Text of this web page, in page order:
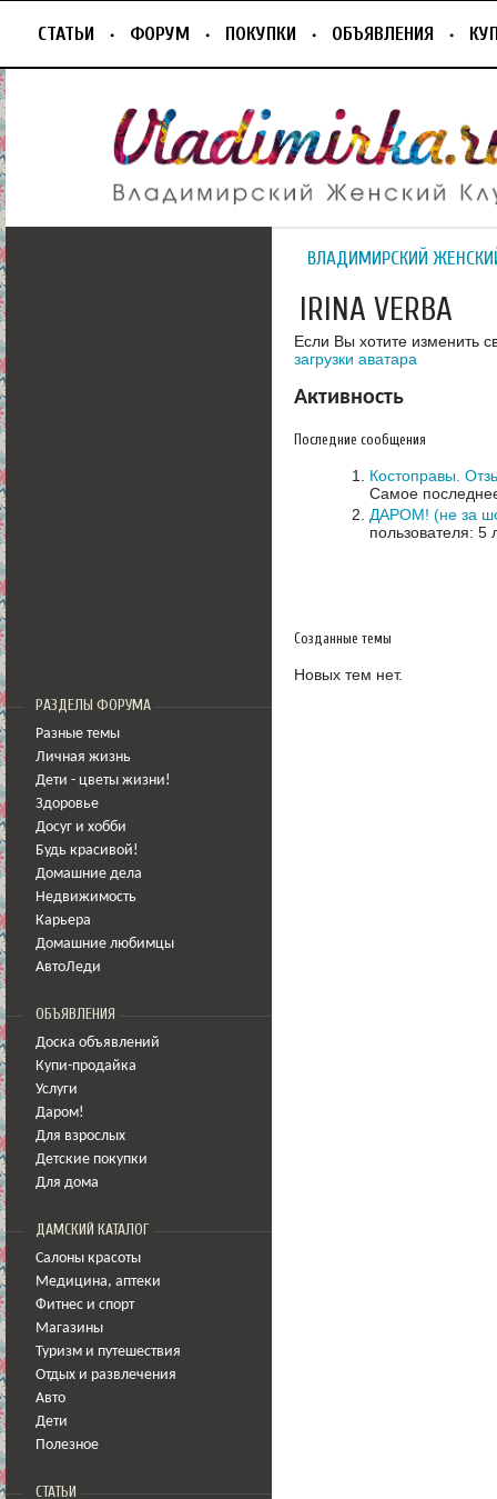
СТАТЬИ ФОРУМ ПОКУПКИ ОБЪЯВЛЕНИЯ
РАЗДЕЛЫ ФОРУМА
Разные темы
Личная жизнь
Дети - цветы жизни!
Здоровье
Досуг и хобби
Будь красивой!
Домашние дела
Недвижимость
Карьера
Домашние любимцы
АвтоЛеди
ОБЪЯВЛЕНИЯ
Доска объявлений
Купи-продайка
Услуги
Даром!
Для взрослых
Детские покупки
Для дома
ДАМСКИЙ КАТАЛОГ
Салоны красоты
Медицина, аптеки
Фитнес и спорт
Магазины
Туризм и путешествия
Отдых и развлечения
Авто
Дети
Полезное
СТАТЬИ
ВЛАДИМИРСКИЙ
IRINA VERBA
Если Вы хотите изменить
загрузки аватара
Активность
Последние сообщения
Костоправы.
Самое
ДАРОМ! (не за
пользователя: 5
Созданные темы
Новых тем нет.